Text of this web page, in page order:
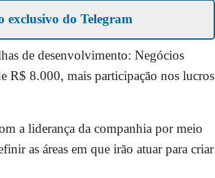
exclusivo do Telegram
de desenvolvimento: Negócios
R$ 8.000, mais participação nos lucros
a liderança da companhia por meio
as áreas em que irão atuar para criar